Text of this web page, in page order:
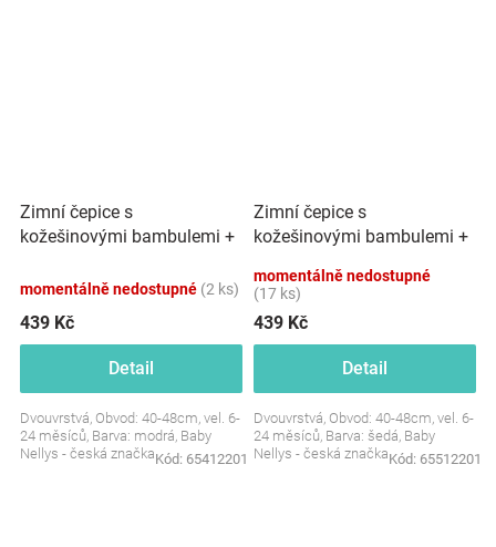
Zimní čepice s
kožešinovými bambulemi +
modrá, 6/24 měsíců
momentálně nedostupné (2 ks)
439 Kč
Detail
Dvouvrstvá, Obvod: 40-48cm, vel. 6-
24 měsíců, Barva: modrá, Baby
Nellys - česká značkaKód: 65412201
Zimní čepice s
kožešinovými bambulemi +
6/24 měsíců
momentálně nedostupné
(17 ks)
439 Kč
Detail
Dvouvrstvá, Obvod: 40-48cm, vel. 6-
24 měsíců, Barva: šedá, Baby
Nellys - česká značkaKód: 65512201